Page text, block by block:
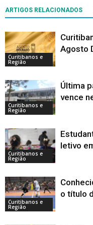
ARTIGOS RELACIONADOS
Curitibanos e
Região
Agosto
Curitibanos e
Região
Última
vence
Curitibanos e
Região
letivo
Curitibanos e
Região
o título